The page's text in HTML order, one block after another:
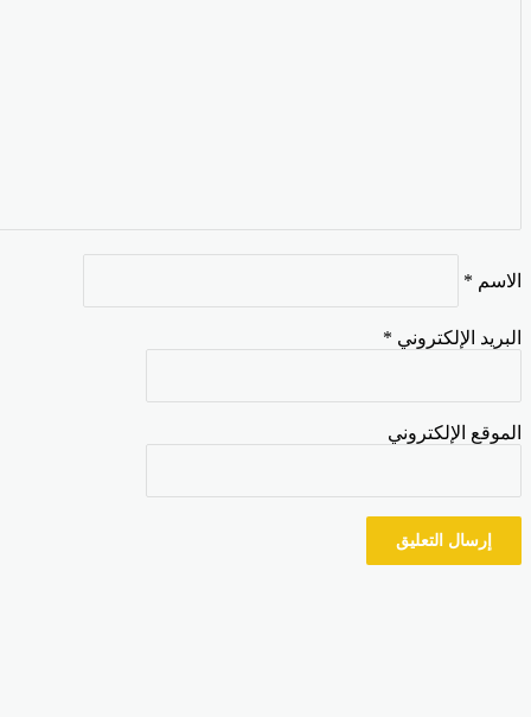
*
الإلكتروني*
الإلكتروني